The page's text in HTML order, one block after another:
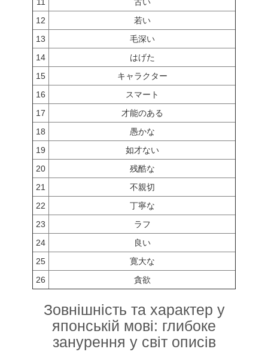
11
古い
12
若い
13
毛深い
14
はげた
15
キャラクター
16
スマート
17
才能のある
18
愚かな
19
如才ない
20
残酷な
21
不親切
22
丁寧な
23
ラフ
24
良い
25
寛大な
26
貪欲
Зовнішність та характер у
японській мові: глибоке
занурення у світ описів